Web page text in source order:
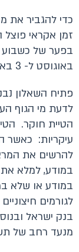
כדי להגביר את
זמן אקראי
באוגוסט ל- 3 באוקטובר, 2022.
פתיח השאלון
לדעת מי הגוף
הטיית חוקר.
עיקריות: כאשר
להרשים את
במודע, למלא את
במודע או שלא
לגורמים
בנק ישראל
מנעד רחב של